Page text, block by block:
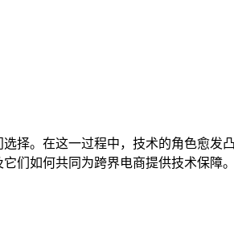
择。在这一过程中，技术的角色愈发
们如何共同为跨界电商提供技术保障